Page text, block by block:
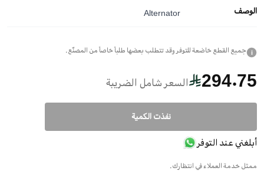
الوصف Alternator
i جميع القطع خاضعة للتوفر وقد تتطلب بعضها طلباً خاصاً من المصنّع.
294.75 السعر شامل الضريبة
نفذت الكمية
أبلغني عند التوفر
ممثل خدمة العملاء في انتظارك.